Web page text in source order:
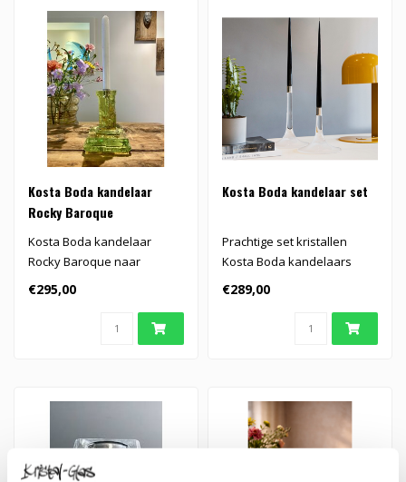
Kosta Boda kandelaar
Rocky Baroque
Kosta Boda kandelaar
Rocky Baroque naar
ontwerp van Hanna
Hansdotter..
€295,00
Kosta Boda kandelaar set
Prachtige set kristallen
Kosta Boda kandelaars
€289,00